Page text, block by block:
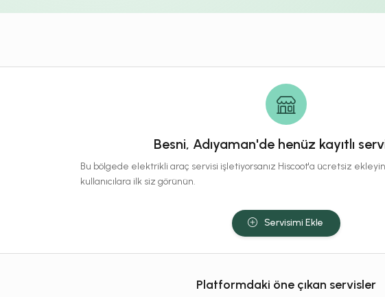
Besni, Adıyaman'de henüz kayıtlı
Bu bölgede elektrikli araç servisi işletiyorsanız Hiscoot'a ücretsiz
kullanıcılara ilk siz görünün.
Servisimi Ekle
Platformdaki öne çıkan servisler